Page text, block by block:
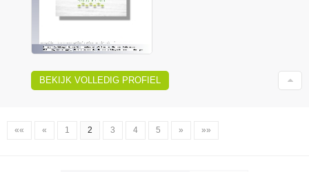
BEKIJK VOLLEDIG PROFIEL
«« « 1 2 3 4 5 » »»